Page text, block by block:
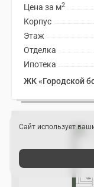
Цена за м2
Корпус
Этаж
Отделка
Ипотека
ЖК «Городской
Сайт использует